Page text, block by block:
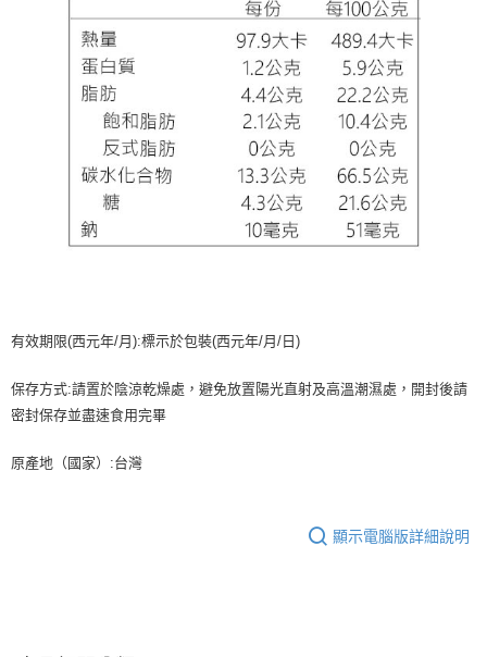
有效期限(西元年/月):標示於包裝(西元年/月/日)
保存方式:請置於陰涼乾燥處，避免放置陽光直射及高溫潮濕處，開封後請
密封保存並盡速食用完畢
原產地（國家）:台灣
顯示電腦版詳細說明